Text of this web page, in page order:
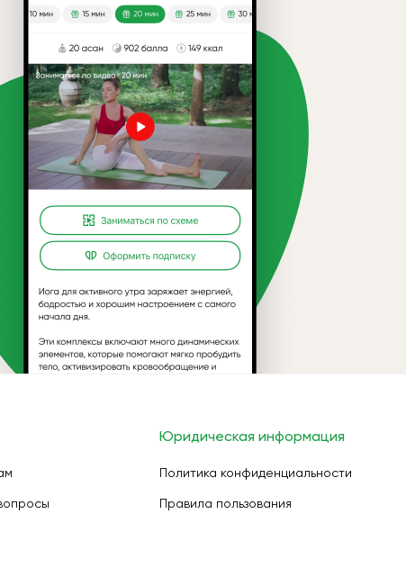
Юридическая информация
Политика конфиденциальности
Правила пользования